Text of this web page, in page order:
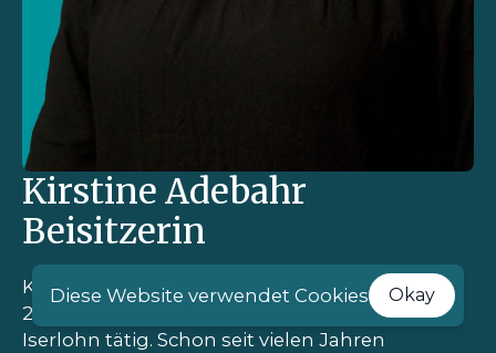
Kirstine Adebahr
Beisitzerin
Kirstine Adebahr ist Sozialarbeiterin und seit
2019 im Kinder- und Jugendbüro der Stadt
Iserlohn tätig. Schon seit vielen Jahren
Diese Website verwendet Cookies Okay